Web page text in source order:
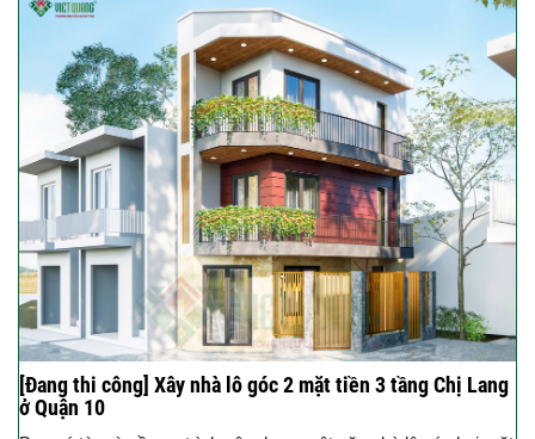
[Đang thi công] Xây nhà lô góc 2 mặt tiền 3 tầng Chị Lang
ở Quận 10